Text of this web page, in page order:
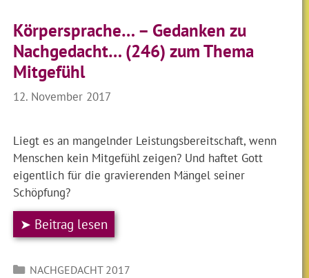
Körpersprache… – Gedanken zu
Nachgedacht… (246) zum Thema
Mitgefühl
12. November 2017
Liegt es an mangelnder Leistungsbereitschaft, wenn
Menschen kein Mitgefühl zeigen? Und haftet Gott
eigentlich für die gravierenden Mängel seiner
Schöpfung?
➤ Beitrag lesen
Kategorien
NACHGEDACHT 2017